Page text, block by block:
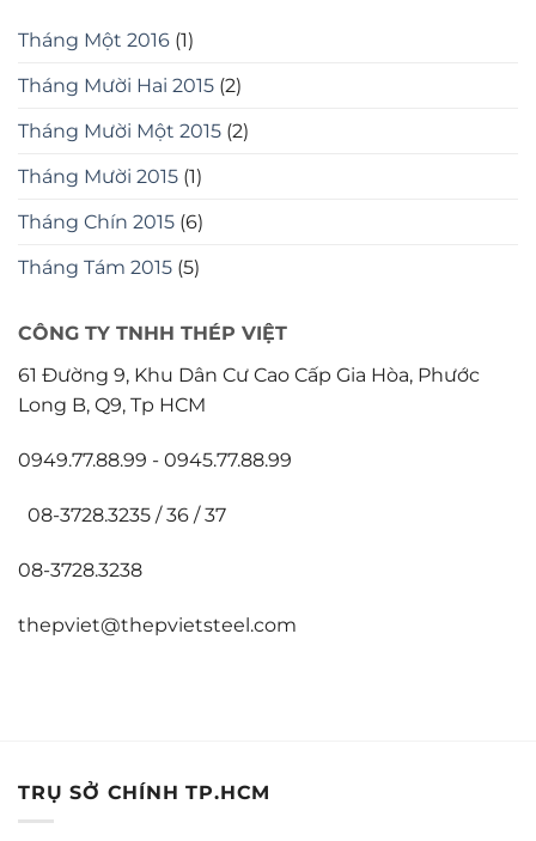
Tháng Một 2016 (1)
Tháng Mười Hai 2015 (2)
Tháng Mười Một 2015 (2)
Tháng Mười 2015 (1)
Tháng Chín 2015 (6)
Tháng Tám 2015 (5)
CÔNG TY TNHH THÉP VIỆT
61 Đường 9, Khu Dân Cư Cao Cấp Gia Hòa, Phước
Long B, Q9, Tp HCM
0949.77.88.99 - 0945.77.88.99
08-3728.3235 / 36 / 37
08-3728.3238
thepviet@thepvietsteel.com
TRỤ SỞ CHÍNH TP.HCM